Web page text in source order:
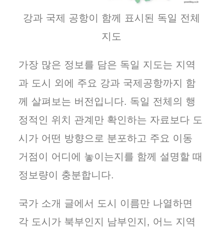
강과 국제 공항이 함께 표시된 독일 전체
지도
가장 많은 정보를 담은 독일 지도는 지역
과 도시 외에 주요 강과 국제공항까지 함
께 살펴보는 버전입니다. 독일 전체의 행
정적인 위치 관계만 확인하는 자료보다 도
시가 어떤 방향으로 분포하고 주요 이동
거점이 어디에 놓이는지를 함께 설명할 때
정보량이 충분합니다.
국가 소개 글에서 도시 이름만 나열하면
각 도시가 북부인지 남부인지, 어느 지역